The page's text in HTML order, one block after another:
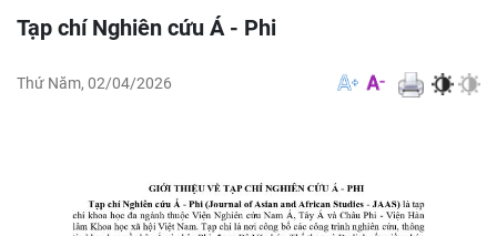
Tạp chí Nghiên cứu Á - Phi
Thứ Năm, 02/04/2026